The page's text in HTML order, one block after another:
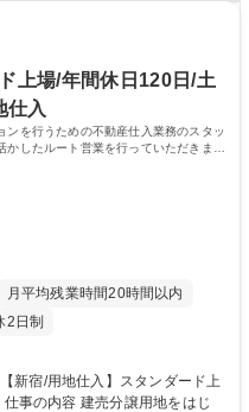
合いながら業務を遂行していま
上場/年間休日120日/土
仕入
ンを行うための不動産仕入業務のスタッ
かしたルート営業を行っていただきま
月平均残業時間20時間以内
2日制